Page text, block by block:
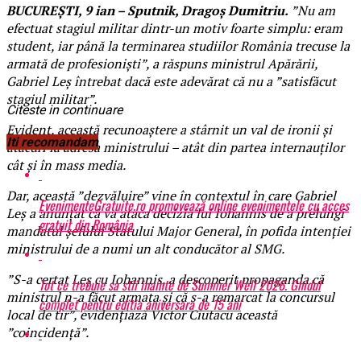
BUCUREȘTI, 9 ian – Sputnik, Dragoș Dumitriu. ”Nu am
efectuat stagiul militar dintr-un motiv foarte simplu: eram
student, iar până la terminarea studiilor România trecuse la
armată de profesioniști”, a răspuns ministrul Apărării,
Gabriel Leș întrebat dacă este adevărat că nu a ”satisfăcut
stagiul militar”.
Evident, această recunoaștere a stârnit un val de ironii și
atacuri la adresa ministrului – atât din partea internauților
cât și în mass media.
Dar, această ”dezvăluire” vine în contextul în care Gabriel
Leș a anunțat că va ataca decizia lui Iohannis de a prelungi
mandatul șefului Statului Major General, în pofida intenției
ministrului de a numi un alt conducător al SMG.
”S-a certat Leș cu Iohannis, a descoperit propaganda că
ministrul n-a făcut armata și că s-a remarcat la concursul
local de tir”, evidențiază Victor Ciutacu această
”coincidență”.
Citeste in continuare
Iti recomandam
EvenimenteGratuite.ro promovează online evenimentele cu acces
gratuit din România
Tot ce trebuie sa stii inainte de Summer Well 2026. Ghidul
complet pentru editia aniversara de 15 ani